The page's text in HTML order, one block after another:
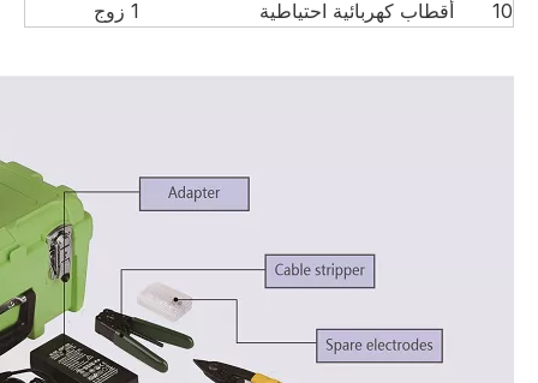
10
أقطاب كهربائية احتياطية 1 زوج